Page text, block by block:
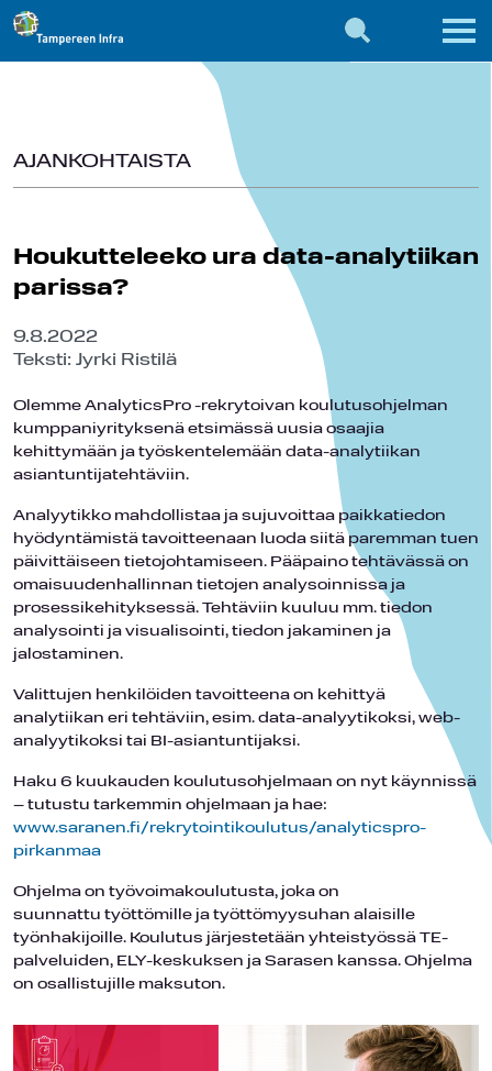
AJANKOHTAISTA
Houkutteleeko ura data-analytiikan
parissa?
9.8.2022
Teksti: Jyrki Ristilä
Olemme AnalyticsPro -rekrytoivan koulutusohjelman
kumppaniyrityksenä etsimässä uusia osaajia
kehittymään ja työskentelemään data-analytiikan
asiantuntijatehtäviin.
Analyytikko mahdollistaa ja sujuvoittaa paikkatiedon
hyödyntämistä tavoitteenaan luoda siitä paremman tuen
päivittäiseen tietojohtamiseen. Pääpaino tehtävässä on
omaisuudenhallinnan tietojen analysoinnissa ja
prosessikehityksessä. Tehtäviin kuuluu mm. tiedon
analysointi ja visualisointi, tiedon jakaminen ja
jalostaminen.
Valittujen henkilöiden tavoitteena on kehittyä
analytiikan eri tehtäviin, esim. data-analyytikoksi, web-
analyytikoksi tai BI-asiantuntijaksi.
Haku 6 kuukauden koulutusohjelmaan on nyt käynnissä
– tutustu tarkemmin ohjelmaan ja hae:
www.saranen.fi/rekrytointikoulutus/analyticspro-
pirkanmaa
Ohjelma on työvoimakoulutusta, joka on
suunnattu työttömille ja työttömyysuhan alaisille
työnhakijoille. Koulutus järjestetään yhteistyössä TE-
palveluiden, ELY-keskuksen ja Sarasen kanssa. Ohjelma
on osallistujille maksuton.